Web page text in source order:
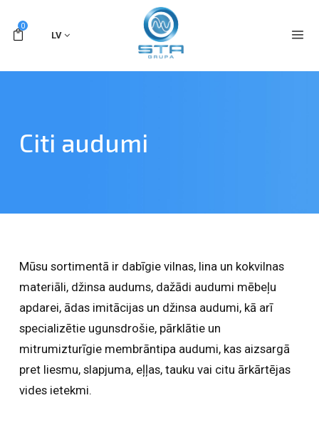
0
LV
Citi audumi
Mūsu sortimentā ir dabīgie vilnas, lina un kokvilnas
materiāli, džinsa audums, dažādi audumi mēbeļu
apdarei, ādas imitācijas un džinsa audumi, kā arī
specializētie ugunsdrošie, pārklātie un
mitrumizturīgie membrāntipa audumi, kas aizsargā
pret liesmu, slapjuma, eļļas, tauku vai citu ārkārtējas
vides ietekmi.